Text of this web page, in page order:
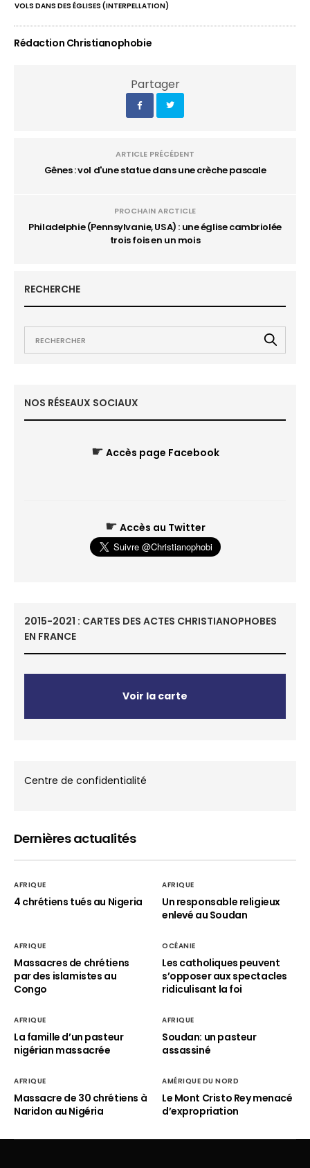
VOLS DANS DES ÉGLISES (INTERPELLATION)
Rédaction Christianophobie
Partager
ARTICLE PRÉCÉDENT
Gênes : vol d'une statue dans une crèche pascale
PROCHAIN ARCTICLE
Philadelphie (Pennsylvanie, USA) : une église cambriolée
trois fois en un mois
RECHERCHE
NOS RÉSEAUX SOCIAUX
☛ Accès page Facebook
☛ Accès au Twitter
2015-2021 : CARTES DES ACTES CHRISTIANOPHOBES
EN FRANCE
Voir la carte
Centre de confidentialité
Dernières actualités
AFRIQUE
4 chrétiens tués au Nigeria
AFRIQUE
Un responsable religieux
enlevé au Soudan
AFRIQUE
Massacres de chrétiens
par des islamistes au
Congo
OCÉANIE
Les catholiques peuvent
s’opposer aux spectacles
ridiculisant la foi
AFRIQUE
La famille d’un pasteur
nigérian massacrée
AFRIQUE
Soudan: un pasteur
assassiné
AFRIQUE
Massacre de 30 chrétiens à
Naridon au Nigéria
AMÉRIQUE DU NORD
Le Mont Cristo Rey menacé
d’expropriation